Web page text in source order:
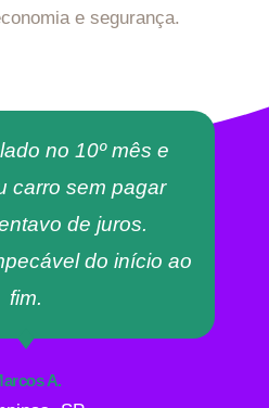
e segurança.
no 10º mês e
carro sem pagar
de juros.
do início ao
fim.
A.